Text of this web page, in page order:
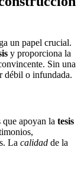
un papel crucial.
y proporciona la
Sin una
débil o infundada.
que apoyan la tesis
La calidad de la